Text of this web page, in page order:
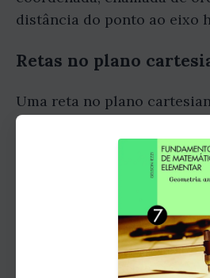
distância do ponto ao eixo
Retas no plano
Uma reta no plano
representada por uma
equação de uma reta é da
onde m é o coeficiente
representa a inclinação da
coeficiente linear
reta cruza o eixo vertical.